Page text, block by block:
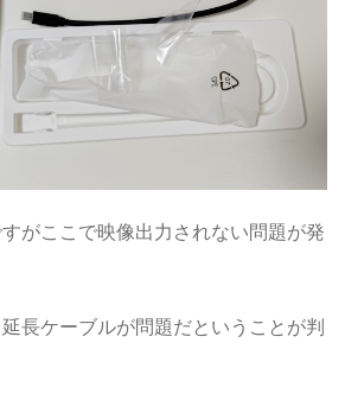
がここで映像出力されない問題が発
長ケーブルが問題だということが判